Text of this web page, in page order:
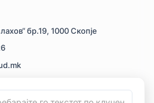
бр.19, 1000 Скопје